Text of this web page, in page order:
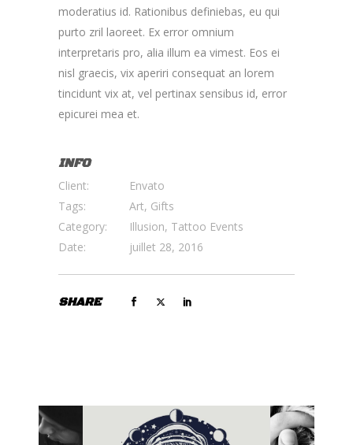
moderatius id. Rationibus definiebas, eu qui
purto zril laoreet. Ex error omnium
interpretaris pro, alia illum ea vimest. Eos ei
nisl graecis, vix aperiri consequat an lorem
tincidunt vix at, vel pertinax sensibus id, error
epicurei mea et.
INFO
Client:
Envato
Tags:
Art, Gifts
Category:
Illusion, Tattoo Events
Date:
juillet 28, 2016
SHARE